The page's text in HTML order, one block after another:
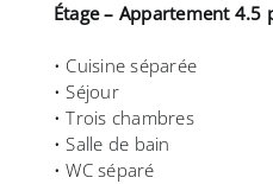
Étage – Appartement 4.5
• Cuisine séparée
• Séjour
• Trois chambres
• Salle de bain
• WC séparé